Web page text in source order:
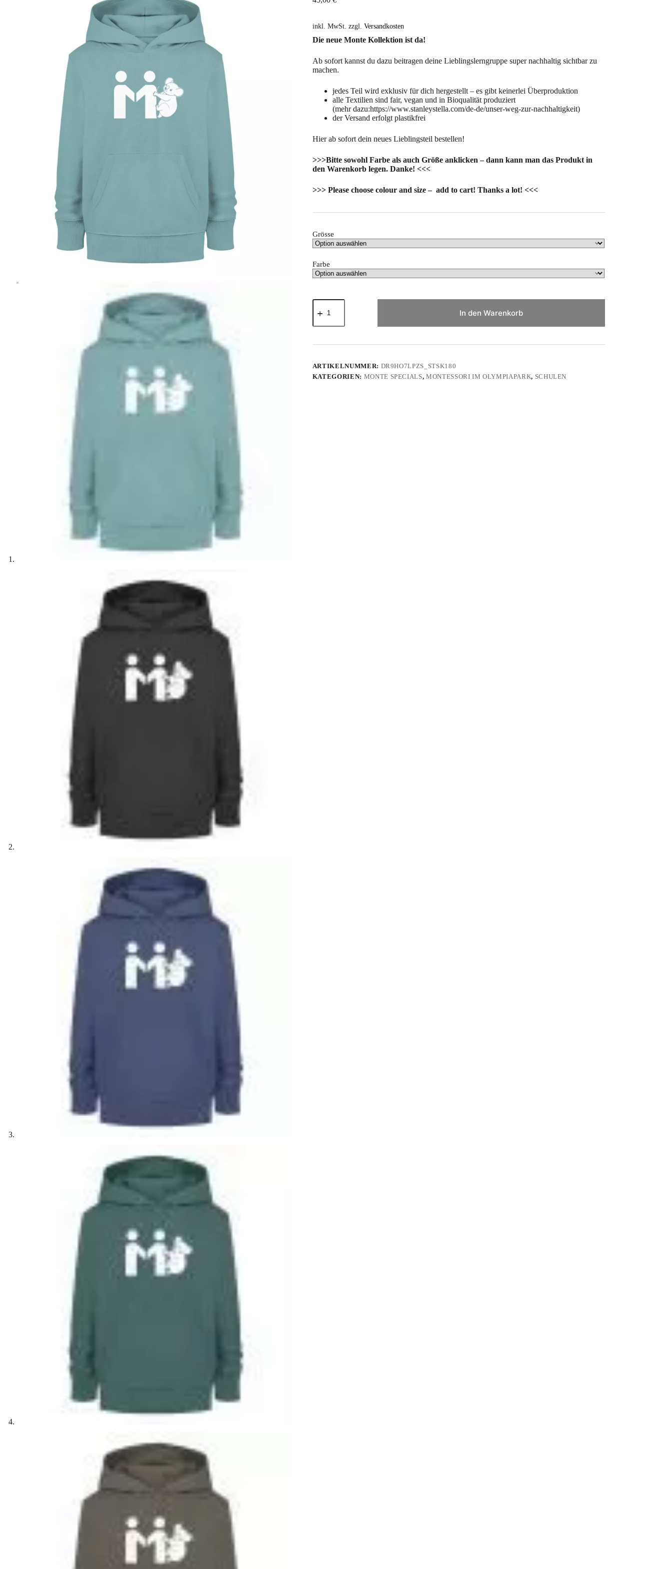
inkl. MwSt. zzgl. Versandkosten
Die neue Monte Kollektion ist da!
Ab sofort kannst du dazu beitragen deine Lieblingslerngruppe super nachhaltig sichtbar zu
machen.
jedes Teil wird exklusiv für dich hergestellt – es gibt keinerlei Überproduktion
alle Textilien sind fair, vegan und in Bioqualität produziert
(mehr dazu:https://www.stanleystella.com/de-de/unser-weg-zur-nachhaltigkeit)
der Versand erfolgt plastikfrei
Hier ab sofort dein neues Lieblingsteil bestellen!
>>>Bitte sowohl Farbe als auch Größe anklicken – dann kann man das Produkt in
den Warenkorb legen. Danke! <<<
>>> Please choose colour and size – add to cart! Thanks a lot! <<<
Grösse
Farbe
Monte-
Koala
Kinder
Menge
In den Warenkorb
ARTIKELNUMMER: DR9HO7LPZS_STSK180
KATEGORIEN: MONTE SPECIALS,MONTESSORI IM OLYMPIAPARK, SCHULEN